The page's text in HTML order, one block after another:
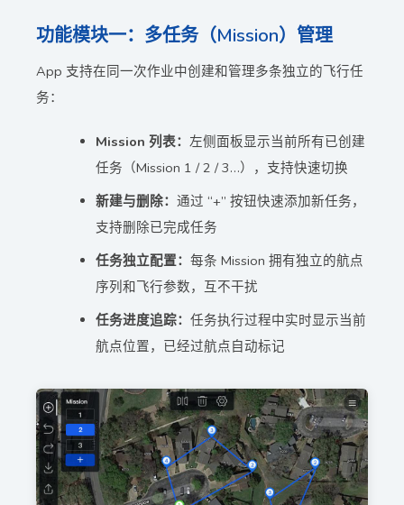
功能模块一：多任务（Mission）管理
App 支持在同一次作业中创建和管理多条独立的飞行任
务：
Mission 列表： 左侧面板显示当前所有已创建
任务（Mission 1 / 2 / 3…），支持快速切换
新建与删除： 通过 “+” 按钮快速添加新任务，
支持删除已完成任务
任务独立配置： 每条 Mission 拥有独立的航点
序列和飞行参数，互不干扰
任务进度追踪： 任务执行过程中实时显示当前
航点位置，已经过航点自动标记